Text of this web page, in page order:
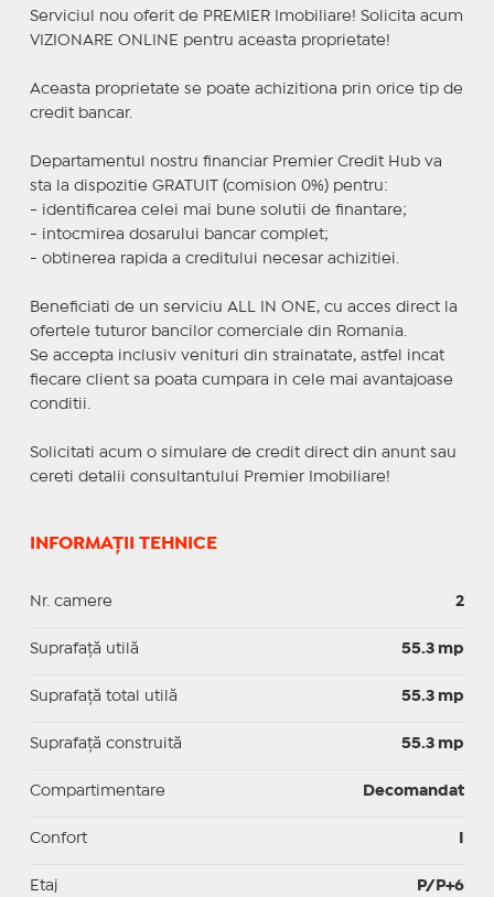
Serviciul nou oferit de PREMIER Imobiliare! Solicita acum
VIZIONARE ONLINE pentru aceasta proprietate!
Aceasta proprietate se poate achizitiona prin orice tip de
credit bancar.
Departamentul nostru financiar Premier Credit Hub va
sta la dispozitie GRATUIT (comision 0%) pentru:
- identificarea celei mai bune solutii de finantare;
- intocmirea dosarului bancar complet;
- obtinerea rapida a creditului necesar achizitiei.
Beneficiati de un serviciu ALL IN ONE, cu acces direct la
ofertele tuturor bancilor comerciale din Romania.
Se accepta inclusiv venituri din strainatate, astfel incat
fiecare client sa poata cumpara in cele mai avantajoase
conditii.
Solicitati acum o simulare de credit direct din anunt sau
cereti detalii consultantului Premier Imobiliare!
INFORMAȚII TEHNICE
Nr. camere 2
Suprafaţă utilă 55.3 mp
Suprafaţă total utilă 55.3 mp
Suprafaţă construită 55.3 mp
Compartimentare Decomandat
Confort
Etaj P/P+6